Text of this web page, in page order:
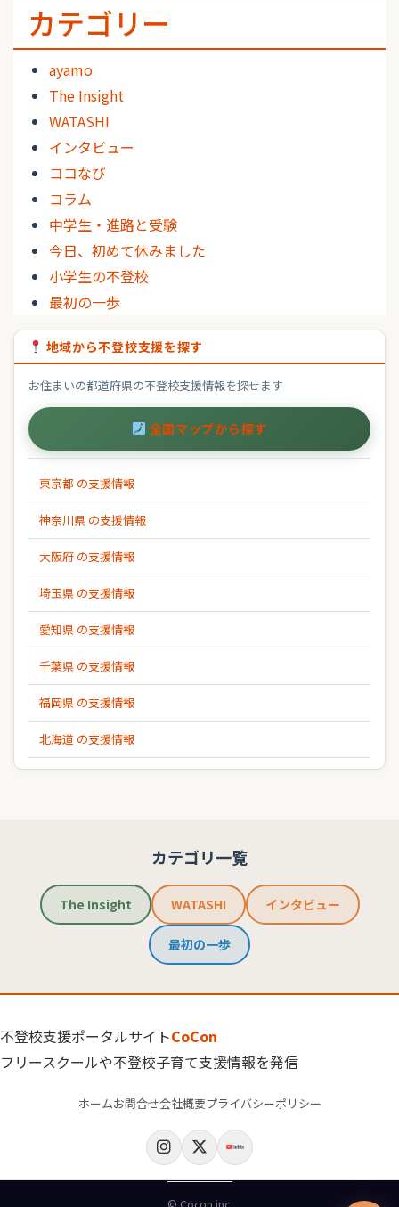
カテゴリー
ayamo
The Insight
WATASHI
インタビュー
ココなび
コラム
中学生・進路と受験
今日、初めて休みました
小学生の不登校
最初の一歩
地域から不登校支援を探す
お住まいの都道府県の不登校支援情報を探せます
全国マップから探す
東京都 の支援情報
神奈川県 の支援情報
大阪府 の支援情報
埼玉県 の支援情報
愛知県 の支援情報
千葉県 の支援情報
福岡県 の支援情報
北海道 の支援情報
カテゴリ一覧
The Insight WATASHI インタビュー
最初の一歩
不登校支援ポータルサイトCoCon
フリースクールや不登校子育て支援情報を発信
ホームお問合せ会社概要プライバシーポリシー
© Cocon inc.